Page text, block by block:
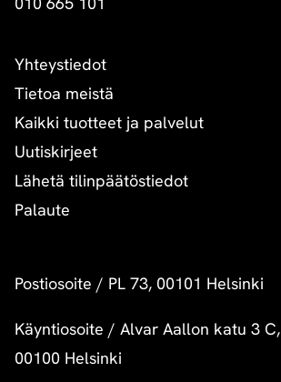
Yhteystiedot
Tietoa meistä
Kaikki tuotteet ja palvelut
Uutiskirjeet
Lähetä tilinpäätöstiedot
Palaute
Postiosoite / PL 73, 00101 Helsinki
Käyntiosoite / Alvar Aallon katu 3 C,
00100 Helsinki